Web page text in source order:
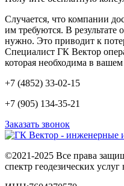
Случается, что компании
им требуются. В результате
нужно. Это приводит к
Специалист ГК Вектор
которая необходима в
+7 (4852) 33-02-15
+7 (905) 134-35-21
Заказать звонок
©2021-2025 Все права
спектр геодезических услуг